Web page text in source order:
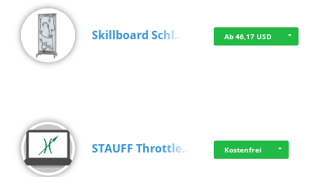
Skillboard Schl… Ab 46,17 USD
STAUFF Throttle… Kostenfrei